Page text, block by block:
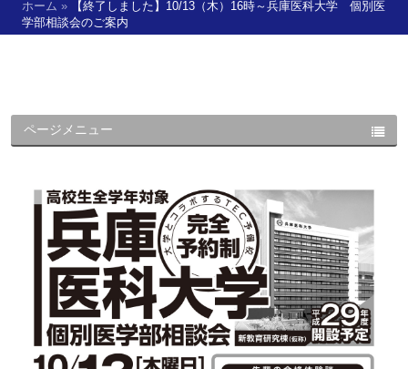
ホーム »
【終了しました】10/13（木）16時～兵庫医科大学 個別医
学部相談会のご案内
ページメニュー